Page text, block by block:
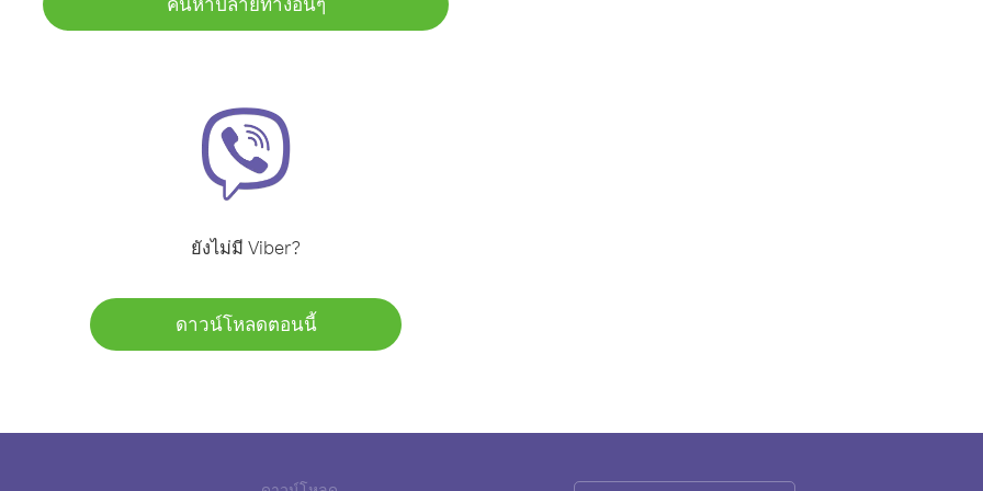
ยังไม่มี Viber?
ดาวน์โหลดตอนนี้